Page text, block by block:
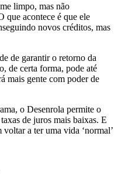
limpo, mas não
que acontece é que ele
novos créditos, mas
de garantir o retorno da
de certa forma, pode até
mais gente com poder de
o Desenrola permite o
de juros mais baixas. E
voltar a ter uma vida ‘normal’